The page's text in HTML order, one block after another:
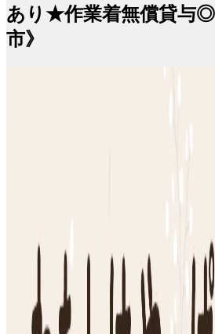
あり★作業着無償貸与◎
市》